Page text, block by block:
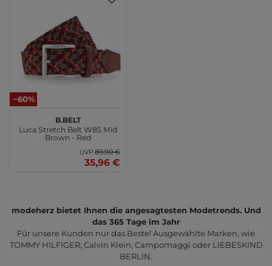
−60%
b.belt
Luca Stretch Belt W85 Mid
Brown - Red
UVP89,90 €
35,96 €
modeherz bietet Ihnen die angesagtesten Modetrends. Und
das 365 Tage im Jahr
Für unsere Kunden nur das Beste! Ausgewählte Marken, wie
TOMMY HILFIGER, Calvin Klein, Campomaggi oder LIEBESKIND
BERLIN.